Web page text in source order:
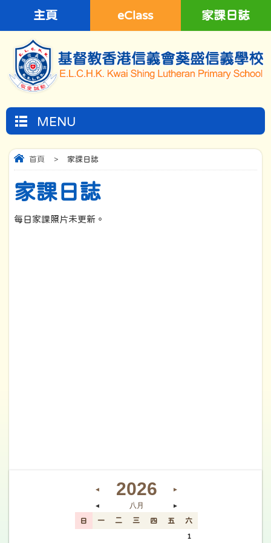
主頁 eClass 家課日誌
MENU
首頁 > 家課日誌
家課日誌
每日家課照片未更新。
◄ 2026 ►
◄ 八月 ►
日 一 二 三 四 五 六
1